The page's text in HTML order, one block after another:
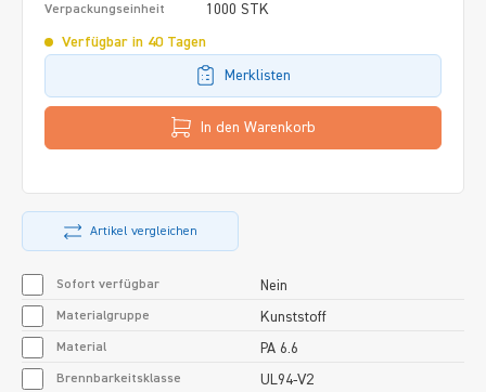
Verpackungseinheit 1000 STK
Verfügbar in 40 Tagen
Merklisten
In den Warenkorb
Artikel vergleichen
Sofort verfügbar Nein
Materialgruppe Kunststoff
Material PA 6.6
Brennbarkeitsklasse UL94-V2